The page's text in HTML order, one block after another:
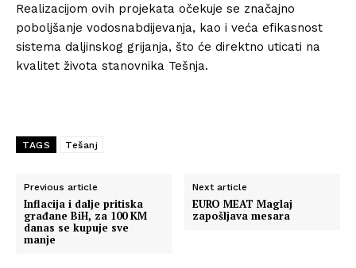
Realizacijom ovih projekata očekuje se značajno
poboljšanje vodosnabdijevanja, kao i veća efikasnost
sistema daljinskog grijanja, što će direktno uticati na
kvalitet života stanovnika Tešnja.
TAGS Tešanj
Previous article
Inflacija i dalje pritiska
građane BiH, za 100 KM
danas se kupuje sve
manje
Next article
EURO MEAT Maglaj
zapošljava mesara